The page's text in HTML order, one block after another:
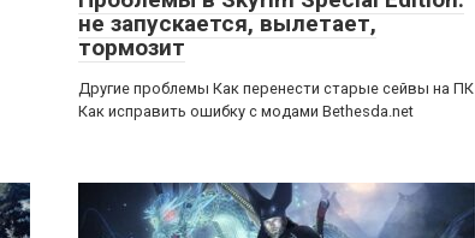
не запускается, вылетает,
тормозит
Другие проблемы Как перенести старые сейвы на ПК
Как исправить ошибку с модами Bethesda.net